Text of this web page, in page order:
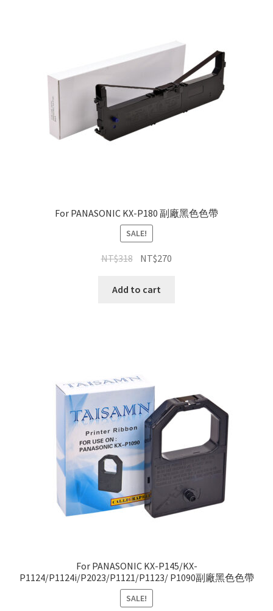
For PANASONIC KX-P180 副廠黑色色帶
SALE!
NT$318 NT$270
Add to cart
For PANASONIC KX-P145/KX-
P1124/P1124i/P2023/P1121/P1123/ P1090副廠黑色色帶
SALE!